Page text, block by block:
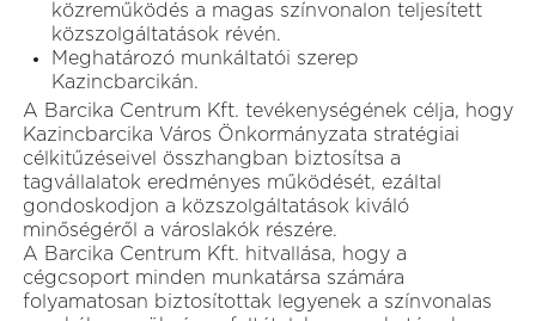
közreműködés a magas színvonalon teljesített
közszolgáltatások révén.
Meghatározó munkáltatói szerep
Kazincbarcikán.
A Barcika Centrum Kft. tevékenységének célja, hogy
Kazincbarcika Város Önkormányzata stratégiai
célkitűzéseivel összhangban biztosítsa a
tagvállalatok eredményes működését, ezáltal
gondoskodjon a közszolgáltatások kiváló
minőségéről a városlakók részére.
A Barcika Centrum Kft. hitvallása, hogy a
cégcsoport minden munkatársa számára
folyamatosan biztosítottak legyenek a színvonalas